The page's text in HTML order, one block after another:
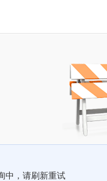
中，请刷新重试